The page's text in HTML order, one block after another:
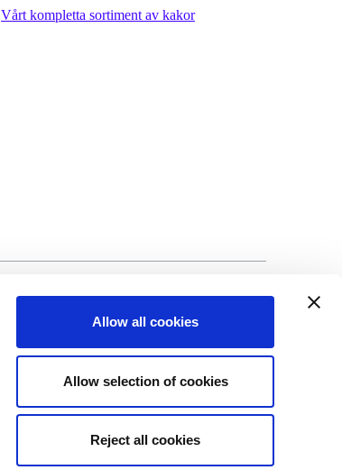
Allow all cookies
Allow selection of cookies
Reject all cookies
Vårt kompletta sortiment av kakor
©Biscuit International 2023